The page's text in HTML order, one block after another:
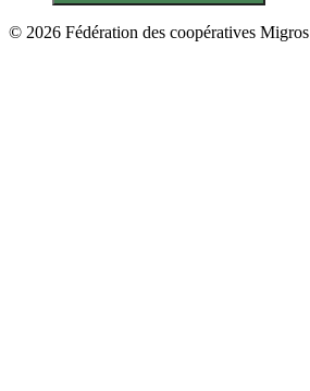
© 2026 Fédération des coopératives Migros